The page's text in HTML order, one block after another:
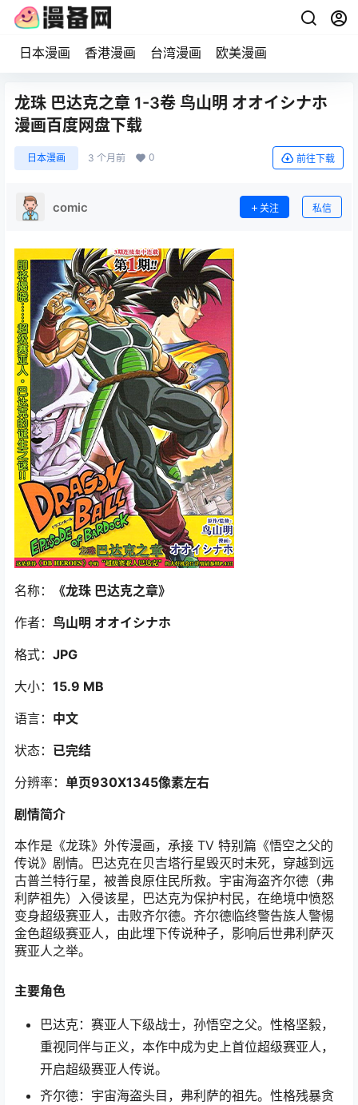
日本漫画 香港漫画 台湾漫画 欧美漫画
龙珠 巴达克之章 1-3卷 鸟山明 オオイシナホ
漫画百度网盘下载
日本漫画 3 个月前 0 前往下载
comic 关注 私信
名称：
《龙珠 巴达克之章》
作者： 鸟山明 オオイシナホ
格式： JPG
大小： 15.9 MB
语言： 中文
状态： 已完结
分辨率： 单页930X1345像素左右
剧情简介
本作是《龙珠》外传漫画，承接 TV 特别篇《悟空之父的
传说》剧情。巴达克在贝吉塔行星毁灭时未死，穿越到远
古普兰特行星，被善良原住民所救。宇宙海盗齐尔德（弗
利萨祖先）入侵该星，巴达克为保护村民，在绝境中愤怒
变身超级赛亚人，击败齐尔德。齐尔德临终警告族人警惕
金色超级赛亚人，由此埋下传说种子，影响后世弗利萨灭
赛亚人之举。
主要角色
巴达克：赛亚人下级战士，孙悟空之父。性格坚毅，
重视同伴与正义，本作中成为史上首位超级赛亚人，
开启超级赛亚人传说。
齐尔德：宇宙海盗头目，弗利萨的祖先。性格残暴贪